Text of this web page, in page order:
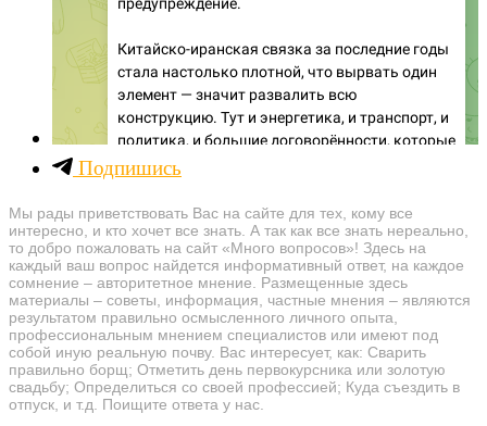
Подпишись
Мы рады приветствовать Вас на сайте для тех, кому все
интересно, и кто хочет все знать. А так как все знать нереально,
то добро пожаловать на сайт «Много вопросов»! Здесь на
каждый ваш вопрос найдется информативный ответ, на каждое
сомнение – авторитетное мнение. Размещенные здесь
материалы – советы, информация, частные мнения – являются
результатом правильно осмысленного личного опыта,
профессиональным мнением специалистов или имеют под
собой иную реальную почву. Вас интересует, как: Сварить
правильно борщ; Отметить день первокурсника или золотую
свадьбу; Определиться со своей профессией; Куда съездить в
отпуск, и т.д. Поищите ответа у нас.